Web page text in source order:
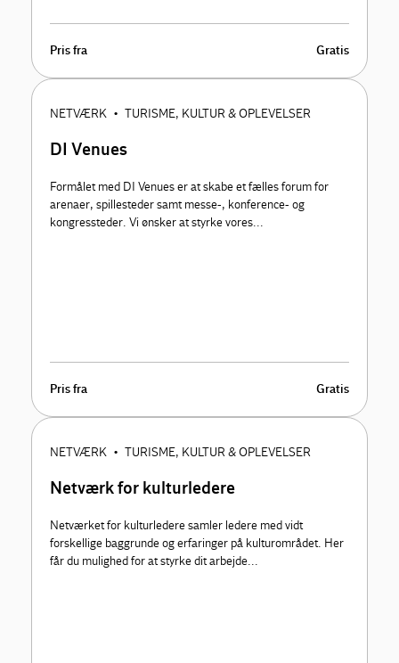
Pris fra Gratis
NETVÆRK • TURISME, KULTUR & OPLEVELSER
DI Venues
Formålet med DI Venues er at skabe et fælles forum for
arenaer, spillesteder samt messe-, konference- og
kongressteder. Vi ønsker at styrke vores...
Pris fra Gratis
NETVÆRK • TURISME, KULTUR & OPLEVELSER
Netværk for kulturledere
Netværket for kulturledere samler ledere med vidt
forskellige baggrunde og erfaringer på kulturområdet. Her
får du mulighed for at styrke dit arbejde...